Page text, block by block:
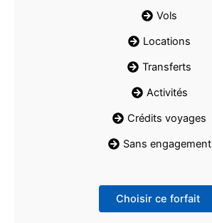
Vols
Locations
Transferts
Activités
Crédits voyages
Sans engagement
Choisir ce forfait